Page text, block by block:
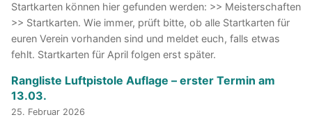
Startkarten können hier gefunden werden: >> Meisterschaften
>> Startkarten. Wie immer, prüft bitte, ob alle Startkarten für
euren Verein vorhanden sind und meldet euch, falls etwas
fehlt. Startkarten für April folgen erst später.
Rangliste Luftpistole Auflage – erster Termin am
13.03.
25. Februar 2026